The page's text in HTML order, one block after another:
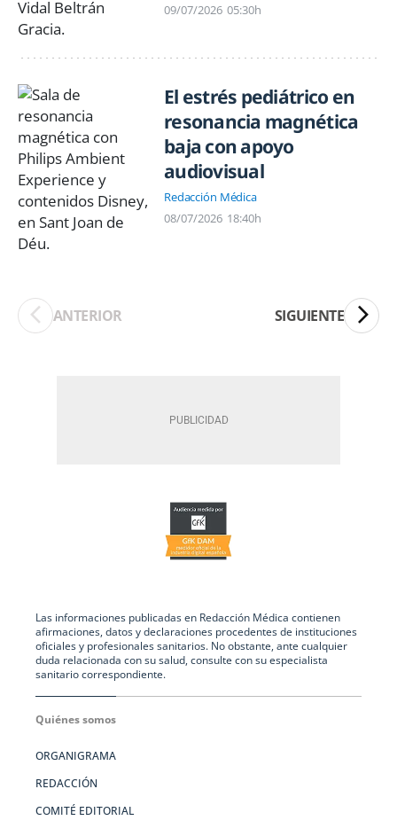
09/07/2026 05:30h
El estrés pediátrico en
resonancia magnética
baja con apoyo
audiovisual
Redacción Médica
08/07/2026 18:40h
ANTERIOR SIGUIENTE
Las informaciones publicadas en Redacción Médica contienen
afirmaciones, datos y declaraciones procedentes de instituciones
oficiales y profesionales sanitarios. No obstante, ante cualquier
duda relacionada con su salud, consulte con su especialista
sanitario correspondiente.
Quiénes somos
ORGANIGRAMA
REDACCIÓN
COMITÉ EDITORIAL